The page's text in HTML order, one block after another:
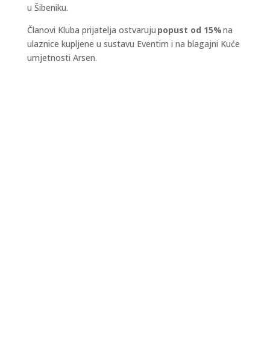
u Šibeniku.
Članovi Kluba prijatelja ostvaruju popust od 15%na
ulaznice kupljene u sustavu Eventim i na blagajni Kuće
umjetnosti Arsen.